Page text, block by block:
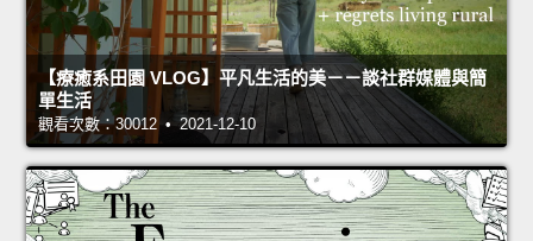
【療癒系田園 VLOG】平凡生活的美－－談社群媒體與簡
單生活
觀看次數：30012 • 2021-12-10